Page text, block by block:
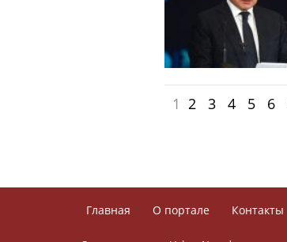
1 2 3 4 5 6
Главная О портале Контакты